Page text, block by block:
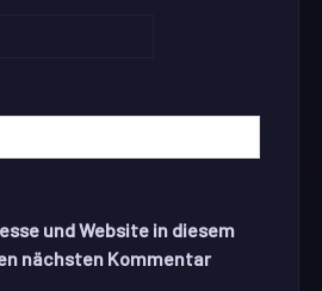
und Website in diesem
nächsten Kommentar